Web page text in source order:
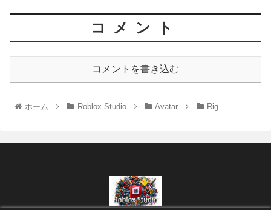
コメント
コメントを書き込む
ホーム Roblox Studio Avatar Rig